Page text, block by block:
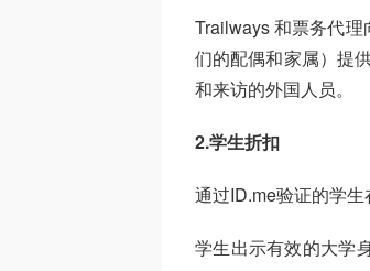
Trailways 和票务代
们的配偶和家属）提
和来访的外国人员。
2.学生折扣
通过ID.me验证的学生
学生出示有效的大学